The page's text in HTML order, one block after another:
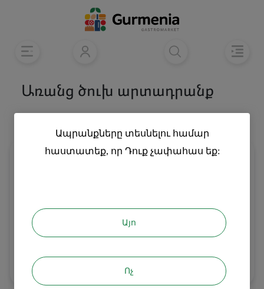
Առանց ծուխ արտադրանք
Էլեկտրոնային ծխախոտ 600
Էլեկտրոնային ծխախոտ 15000
Ապրանքները տեսնելու համար
հաստատեք, որ Դուք չափահաս եք:
Այո
Ոչ